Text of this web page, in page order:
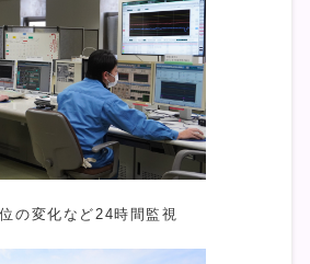
の変化など24時間監視